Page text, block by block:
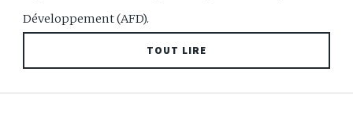
Développement (AFD).
TOUT LIRE